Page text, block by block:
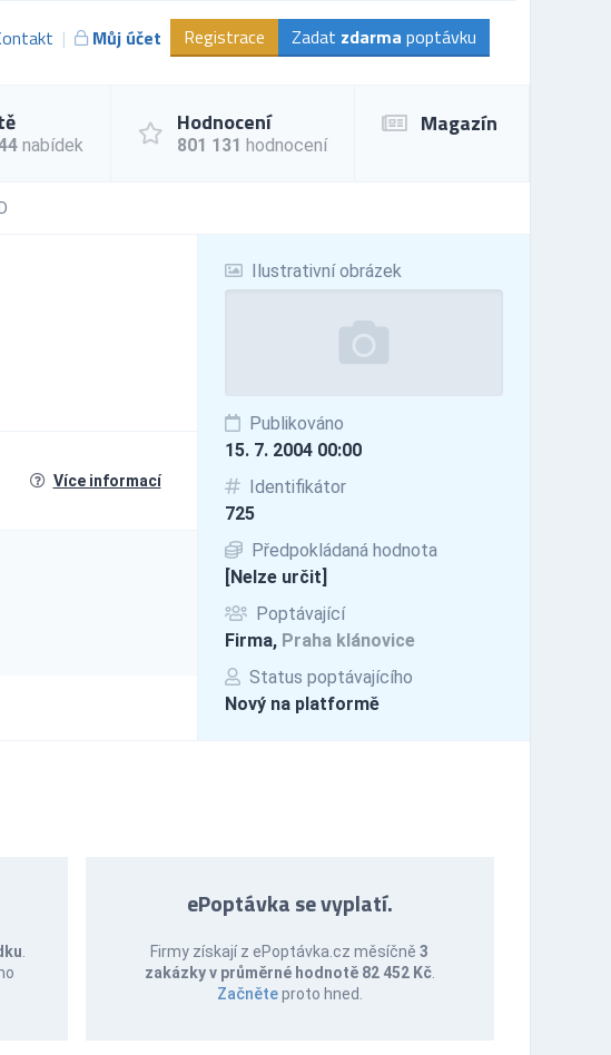
Můj účet Registrace Zadat zdarma poptávku
nabídek
Hodnocení
801 131 hodnocení
Magazín
Ilustrativní obrázek
Publikováno
15. 7. 2004 00:00
Identifikátor
725
Předpokládaná hodnota
[Nelze určit]
Poptávající
Firma, Praha klánovice
Status poptávajícího
Nový na platformě
Více informací
ePoptávka se vyplatí.
Firmy získají z ePoptávka.cz měsíčně3
zakázky v průměrné hodnotě 82 452 Kč.
Začněteproto hned.